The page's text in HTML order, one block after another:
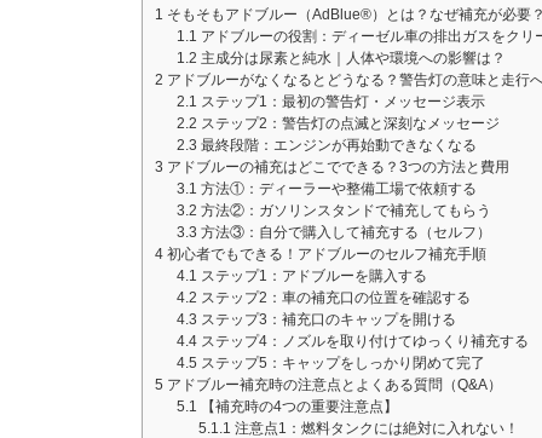
1 そもそもアドブルー（AdBlue®）とは？なぜ補充が必要？
1.1 アドブルーの役割：ディーゼル車の排出ガスをクリ
1.2 主成分は尿素と純水｜人体や環境への影響は？
2 アドブルーがなくなるとどうなる？警告灯の意味と走行
2.1 ステップ1：最初の警告灯・メッセージ表示
2.2 ステップ2：警告灯の点滅と深刻なメッセージ
2.3 最終段階：エンジンが再始動できなくなる
3 アドブルーの補充はどこでできる？3つの方法と費用
3.1 方法①：ディーラーや整備工場で依頼する
3.2 方法②：ガソリンスタンドで補充してもらう
3.3 方法③：自分で購入して補充する（セルフ）
4初心者でもできる！アドブルーのセルフ補充手順
4.1 ステップ1：アドブルーを購入する
4.2 ステップ2：車の補充口の位置を確認する
4.3 ステップ3：補充口のキャップを開ける
4.4ステップ4：ノズルを取り付けてゆっくり補充する
4.5 ステップ5：キャップをしっかり閉めて完了
5 アドブルー補充時の注意点とよくある質問（Q&A）
5.1 【補充時の4つの重要注意点】
5.1.1 注意点1：燃料タンクには絶対に入れない！